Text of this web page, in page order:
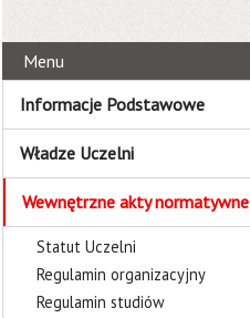
Menu
Informacje Podstawowe
Władze Uczelni
Wewnętrzne akty normatywne
Statut Uczelni
Regulamin organizacyjny
Regulamin studiów